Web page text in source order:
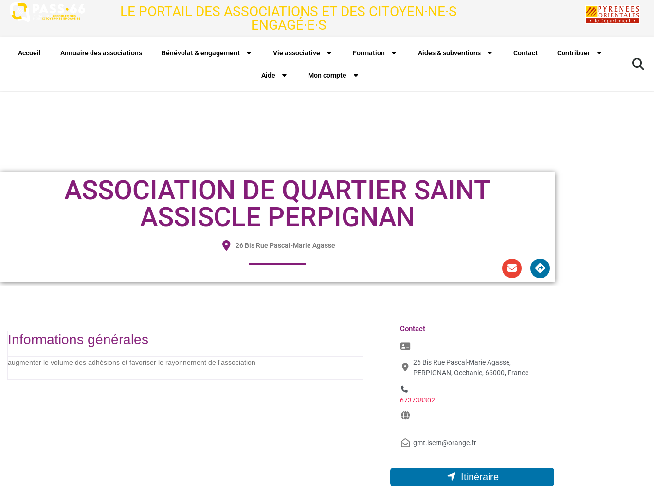
LE PORTAIL DES ASSOCIATIONS ET DES CITOYEN·NE·S
ENGAGÉ·E·S
Accueil Annuaire des associations Bénévolat & engagement Vie associative Formation Aides & subventions Contact Contribuer
Aide Mon compte
ASSOCIATION DE QUARTIER SAINT
ASSISCLE PERPIGNAN
26 Bis Rue Pascal-Marie Agasse
Informations générales
augmenter le volume des adhésions et favoriser le rayonnement de l'association
Contact
26 Bis Rue Pascal-Marie Agasse,
PERPIGNAN, Occitanie, 66000, France
673738302
gmt.isern@orange.fr
Itinéraire